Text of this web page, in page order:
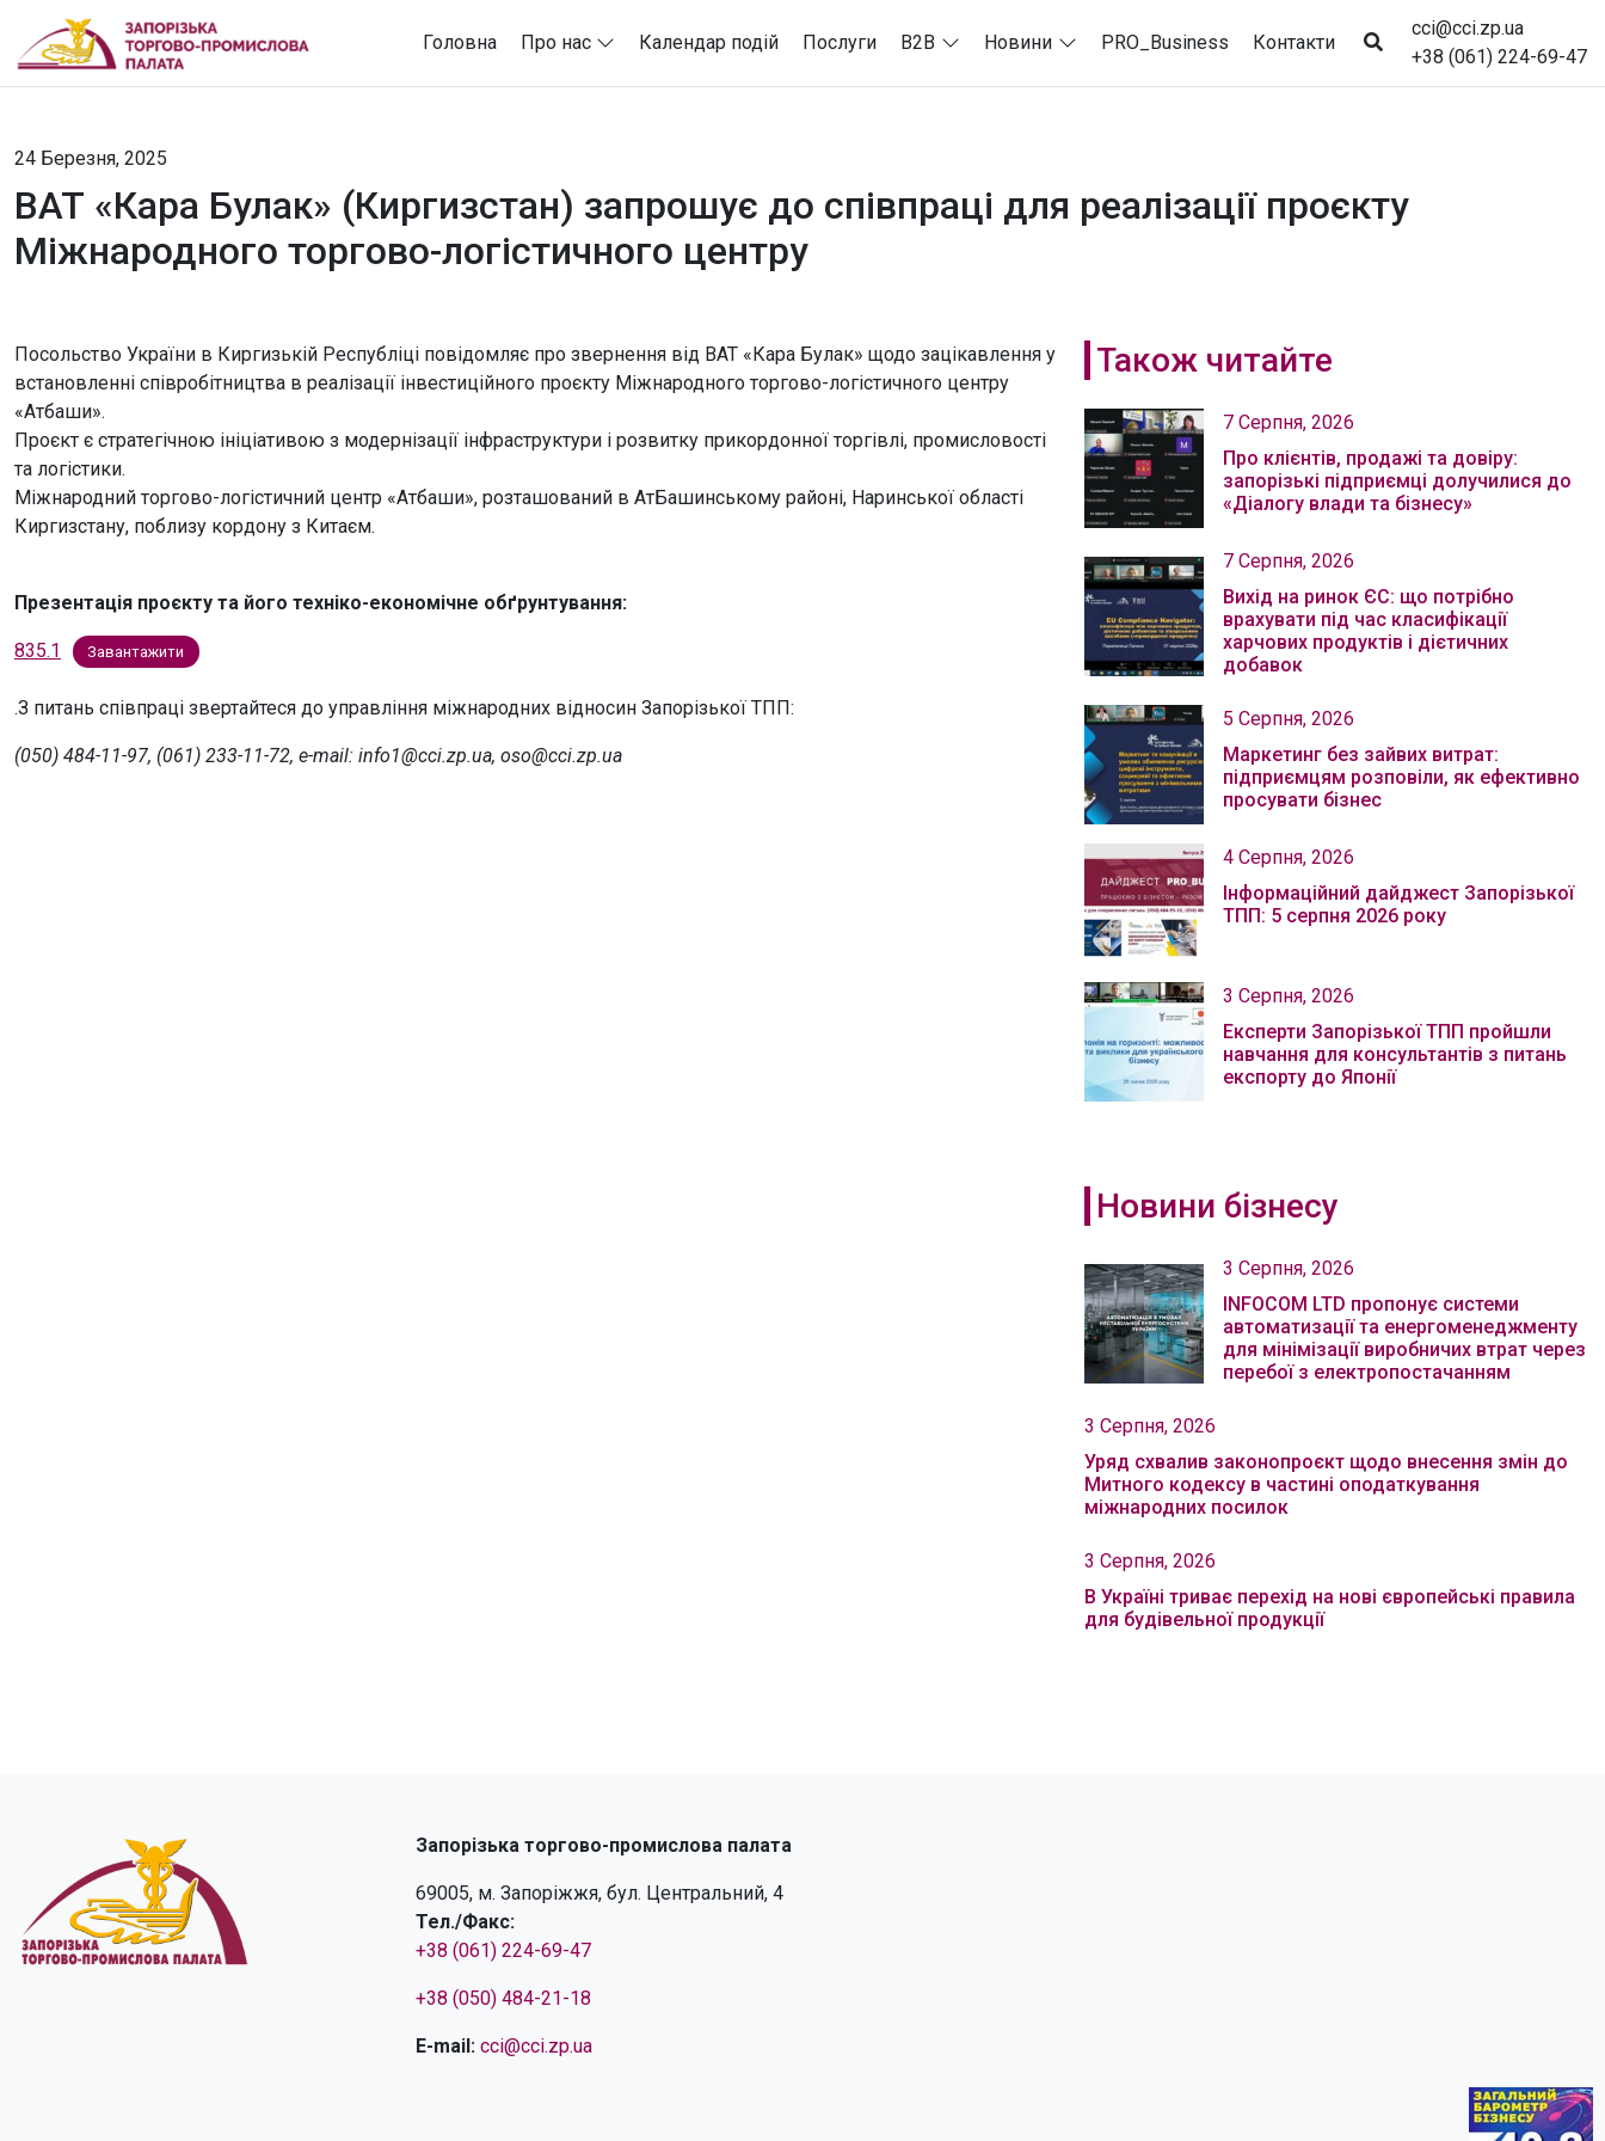
Головна Про нас Календар подій Послуги B2B Новини PRO_Business Контакти
cci@cci.zp.ua
+38 (061) 224-69-47
24 Березня, 2025
ВАТ «Кара Булак» (Киргизстан) запрошує до співпраці для реалізації проєкту
Міжнародного торгово-логістичного центру
Посольство України в Киргизькій Республіці повідомляє про звернення від ВАТ «Кара Булак» щодо зацікавлення у
встановленні співробітництва в реалізації інвестиційного проєкту Міжнародного торгово-логістичного центру
«Атбаши».
Проєкт є стратегічною ініціативою з модернізації інфраструктури і розвитку прикордонної торгівлі, промисловості
та логістики.
Міжнародний торгово-логістичний центр «Атбаши», розташований в АтБашинському районі, Наринської області
Киргизстану, поблизу кордону з Китаєм.
Презентація проєкту та його техніко-економічне обґрунтування:
835.1 Завантажити
.З питань співпраці звертайтеся до управління міжнародних відносин Запорізької ТПП:
(050) 484-11-97, (061) 233-11-72, e-mail: info1@cci.zp.ua, oso@cci.zp.ua
Також читайте
7 Серпня, 2026
Про клієнтів, продажі та довіру:
запорізькі підприємці долучилися до
«Діалогу влади та бізнесу»
7 Серпня, 2026
Вихід на ринок ЄС: що потрібно
врахувати під час класифікації
харчових продуктів і дієтичних
добавок
5 Серпня, 2026
Маркетинг без зайвих витрат:
підприємцям розповіли, як ефективно
просувати бізнес
4 Серпня, 2026
Інформаційний дайджест Запорізької
ТПП: 5 серпня 2026 року
3 Серпня, 2026
Експерти Запорізької ТПП пройшли
навчання для консультантів з питань
експорту до Японії
Новини бізнесу
3 Серпня, 2026
INFOCOM LTD пропонує системи
автоматизації та енергоменеджменту
для мінімізації виробничих втрат через
перебої з електропостачанням
3 Серпня, 2026
Уряд схвалив законопроєкт щодо внесення змін до
Митного кодексу в частині оподаткування
міжнародних посилок
3 Серпня, 2026
В Україні триває перехід на нові європейські правила
для будівельної продукції
Запорізька торгово-промислова палата
69005, м. Запоріжжя, бул. Центральний, 4
Тел./Факс:
+38 (061) 224-69-47
+38 (050) 484-21-18
E-mail: cci@cci.zp.ua